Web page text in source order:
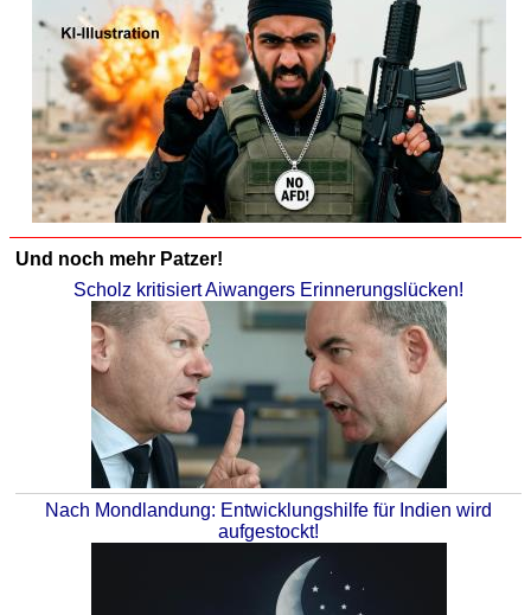
Und noch mehr Patzer!
Scholz kritisiert Aiwangers Erinnerungslücken!
Nach Mondlandung: Entwicklungshilfe für Indien wird
aufgestockt!